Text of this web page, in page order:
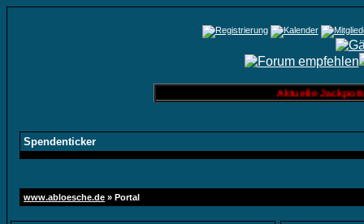
Aktuelle Jackpots:
Spendenticker
www.abloesche.de » Portal